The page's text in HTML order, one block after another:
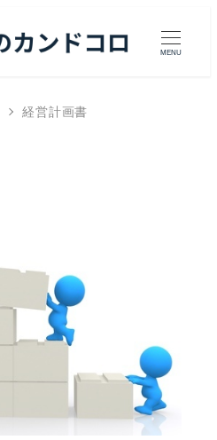
MENU
経営計画書